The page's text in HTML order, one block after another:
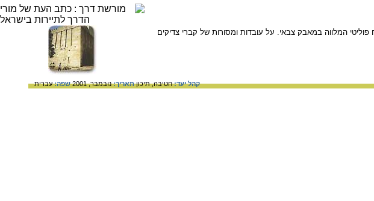
המלווה במאבק צבאי. על עובדות ומסורות של קברי צדיקים
קהל יעד:חטיבה,תיכוןתאריך:נובמבר, 2001 שפה:עברית